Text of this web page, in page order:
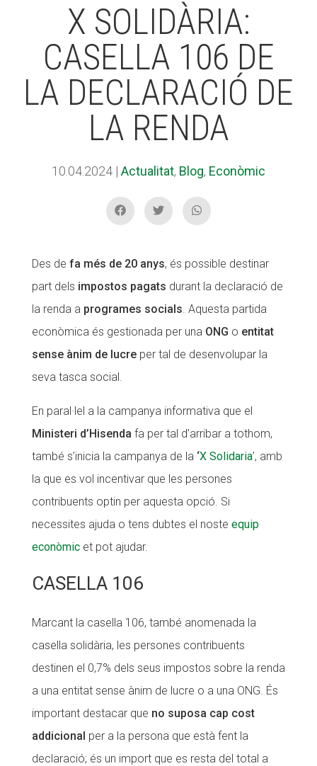
X SOLIDÀRIA:
CASELLA 106 DE
LA DECLARACIÓ DE
LA RENDA
10.04.2024 | Actualitat, Blog, Econòmic
Des de fa més de 20 anys, és possible destinar
part dels impostos pagats durant la declaració de
la renda a programes socials. Aquesta partida
econòmica és gestionada per una ONG o entitat
sense ànim de lucreper tal de desenvolupar la
seva tasca social.
En paral·lel a la campanya informativa que el
Ministeri d’Hisenda fa per tal d’arribar a tothom,
també s’inicia la campanya de la ‘X Solidaria’, amb
la que es vol incentivar que les persones
contribuents optin per aquesta opció. Si
necessites ajuda o tens dubtes el noste equip
econòmicet pot ajudar.
CASELLA 106
Marcant la casella 106, també anomenada la
casella solidària, les persones contribuents
destinen el 0,7% dels seus impostos sobre la renda
a una entitat sense ànim de lucre o a una ONG. És
important destacar que no suposa cap cost
addicional per a la persona que està fent la
declaració; és un import que es resta del total a
ACCIÓ SOCIAL I JOVES
ESPLAIS
SUPORT TERCER SECTOR
CONEIX FUNDESPLAI
La Fundació
Missió i valors
Els comptes clars
Memòria d'activitats
Proposta educativa
ACTUALITAT
Notícies
Xarxes socials
COL·LABORA
Fes voluntariat
ACCIÓ SOCIAL I JOVES
ESPLAIS
SUPORT TERCER SECTOR
CONEIX FUNDESPLAI
La Fundació
Missió i valors
Els comptes clars
Memòria d'activitats
Proposta educativa
ACTUALITAT
Notícies
Xarxes socials
COL·LABORA
Fes voluntariat